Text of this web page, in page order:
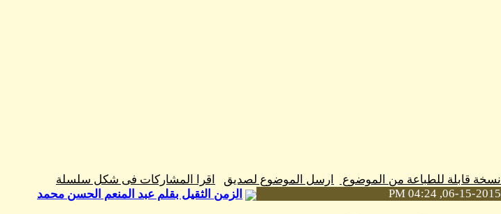
نسخة قابلة للطباعة من الموضوع ارسل الموضوع لصديق اقرا المشاركات فى شكل سلسلة
06-15-2015, 04:24 PM
الزمن الثقيل بقلم عبد المنعم الحسن محمد